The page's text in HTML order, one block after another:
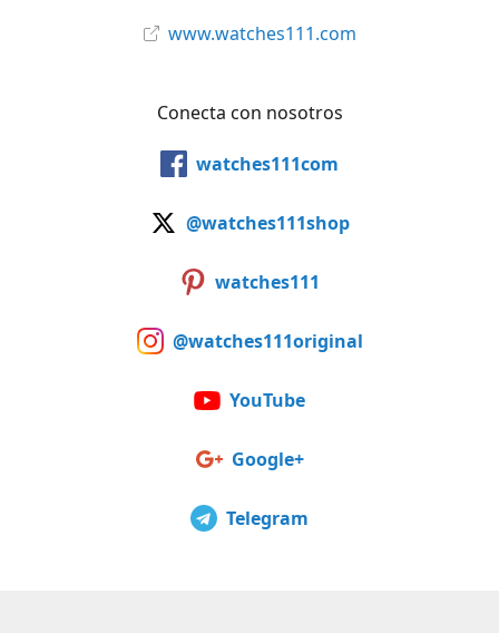
www.watches111.com
Conecta con nosotros
watches111com
@watches111shop
watches111
@watches111original
YouTube
Google+
Telegram